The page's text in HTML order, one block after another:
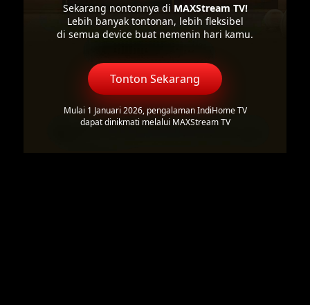
Sekarang nontonnya di MAXStream TV!
Lebih banyak tontonan, lebih fleksibel
di semua device buat nemenin hari kamu.
Tonton Sekarang
Mulai 1 Januari 2026, pengalaman IndiHome TV
dapat dinikmati melalui MAXStream TV